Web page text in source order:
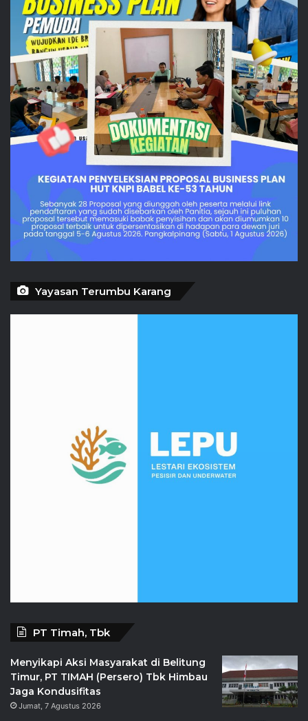
Yayasan Terumbu Karang
PT Timah, Tbk
Menyikapi Aksi Masyarakat di Belitung
Timur, PT TIMAH (Persero) Tbk Himbau
Jaga Kondusifitas
Jumat, 7 Agustus 2026